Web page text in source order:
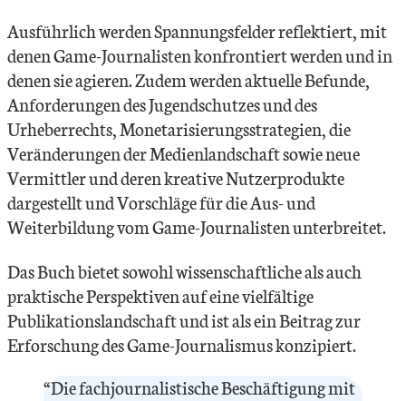
Ausführlich werden Spannungsfelder reflektiert, mit
denen Game-Journalisten konfrontiert werden und in
denen sie agieren. Zudem werden aktuelle Befunde,
Anforderungen des Jugendschutzes und des
Urheberrechts, Monetarisierungsstrategien, die
Veränderungen der Medienlandschaft sowie neue
Vermittler und deren kreative Nutzerprodukte
dargestellt und Vorschläge für die Aus- und
Weiterbildung vom Game-Journalisten unterbreitet.
Das Buch bietet sowohl wissenschaftliche als auch
praktische Perspektiven auf eine vielfältige
Publikationslandschaft und ist als ein Beitrag zur
Erforschung des Game-Journalismus konzipiert.
“Die fachjournalistische Beschäftigung mit